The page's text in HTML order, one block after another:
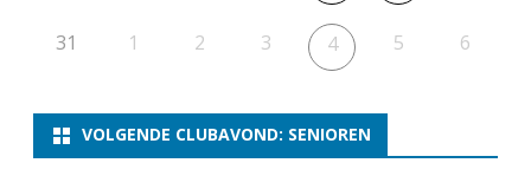
o
n
31 1 2 3 4 5 6
VOLGENDE CLUBAVOND: SENIOREN